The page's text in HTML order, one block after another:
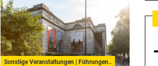
Sonstige Veranstaltungen | Führungen..